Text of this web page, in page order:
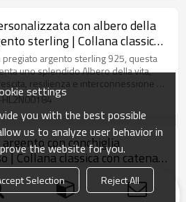
con albero della
sterling | Collana classica
zirconi per donna
pregiato argento sterling 925, questa
uno splendido Albero della vita,
resilienza e interconnessione di
con conchiglia
| Collana classica con catena
sterling 925 da donna
argento sterling di alta qualità (argento
questo delicato pezzo è
settings
you with the best possible
us to analyze user behavior in
the website for you.
Selection
Reject All